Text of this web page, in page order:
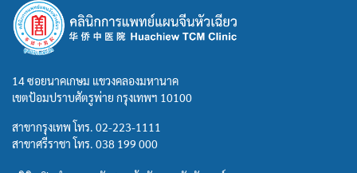
14 ซอยนาคเกษม แขวงคลองมหานาค
เขตป้อมปราบศัตรูพ่าย กรุงเทพฯ 10100
สาขากรุงเทพ โทร. 02-223-1111
สาขาศรีราชา โทร. 038 199 000